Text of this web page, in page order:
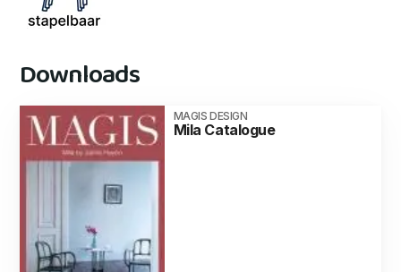
Downloads
MAGIS DESIGN
Mila Catalogue